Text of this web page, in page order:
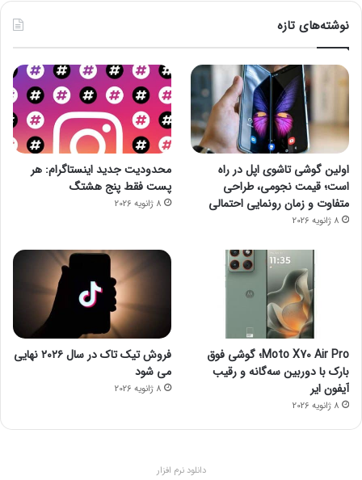
نوشته‌های تازه
اولین گوشی تاشوی اپل در راه
است؛ قیمت نجومی، طراحی
متفاوت و زمان رونمایی احتمالی
8 ژانویه 2026
محدودیت جدید اینستاگرام: هر
پست فقط پنج هشتگ
8 ژانویه 2026
Moto X70 Air Pro؛ گوشی فوق
بارک با دوربین سه‌گانه و رقیب
آیفون ایر
8 ژانویه 2026
فروش تیک تاک در سال ۲۰۲۶ نهایی
می شود
8 ژانویه 2026
دانلود نرم افزار